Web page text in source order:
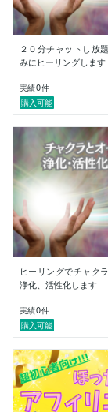
対面でも可能
リングにて行
おります( ˘
るなど、ヒー
のような悩み
ら、お答えい
私とご縁が
一杯の施術を
そして、副
怪しいもの
なっている方
①完全在宅で
②パソコンス
③スマホでで
⑤ほぼ完コピ
私と一緒に
ょう♪
２０分チャットし放
みにヒーリングします
実績0件
購入可能
ヒーリングでチャク
浄化、活性化します
実績0件
購入可能